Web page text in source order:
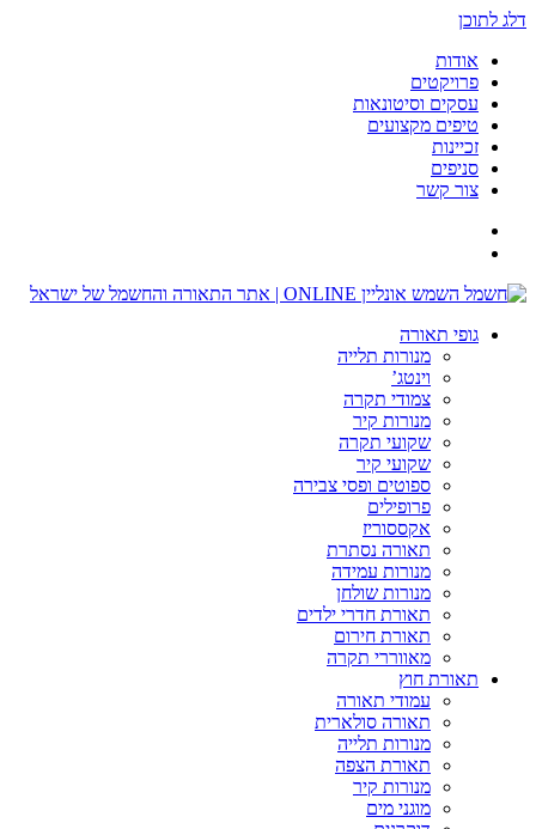
דלג לתוכן
אודות
פרויקטים
עסקים וסיטונאות
טיפים מקצועים
זכיינות
סניפים
צור קשר
גופי תאורה
מנורות תלייה
וינטג’
צמודי תקרה
מנורות קיר
שקועי תקרה
שקועי קיר
ספוטים ופסי צבירה
פרופילים
אקססוריז
תאורה נסתרת
מנורות עמידה
מנורות שולחן
תאורת חדרי ילדים
תאורת חירום
מאווררי תקרה
תאורת חוץ
עמודי תאורה
תאורה סולארית
מנורות תלייה
תאורת הצפה
מנורות קיר
מוגני מים